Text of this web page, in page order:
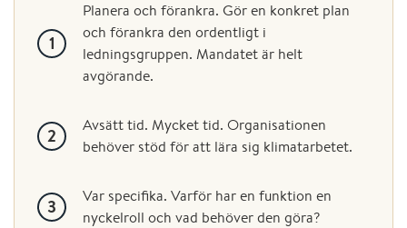
Planera och förankra. Gör en konkret plan
och förankra den ordentligt i
ledningsgruppen. Mandatet är helt
avgörande.
Avsätt tid. Mycket tid. Organisationen
behöver stöd för att lära sig klimatarbetet.
Var specifika. Varför har en funktion en
nyckelroll och vad behöver den göra?